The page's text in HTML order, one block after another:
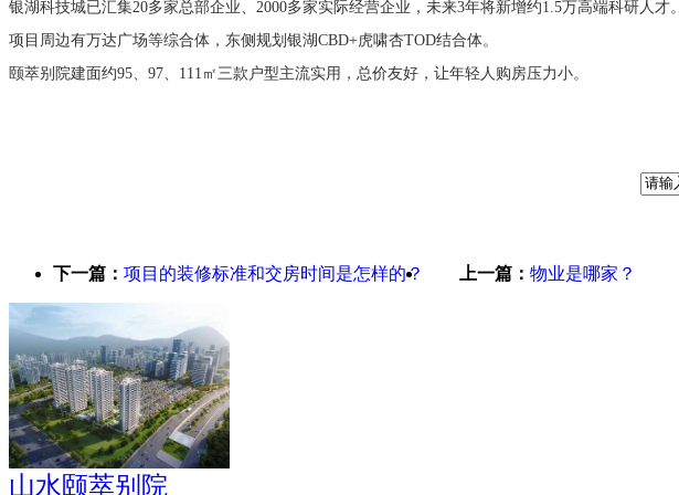
银湖科技城已汇集20多家总部企业、2000多家实际经营企业，未来3年将新增约1.5万高端科研人才。
项目周边有万达广场等综合体，东侧规划银湖CBD+虎啸杏TOD结合体。
颐萃别院建面约95、97、111㎡三款户型主流实用，总价友好，让年轻人购房压力小。
下一篇： 项目的装修标准和交房时间是怎样的？ 上一篇： 物业是哪家？
山水颐萃别院